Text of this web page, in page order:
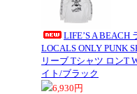
LIFE’S A BEACH
LOCALS ONLY PUNK
リーブ Tシャツ ロンT
イト/ブラック
6,930円